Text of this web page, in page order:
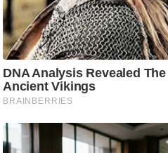
ज
नी
ति
वि
श्ले
ष
ण
स